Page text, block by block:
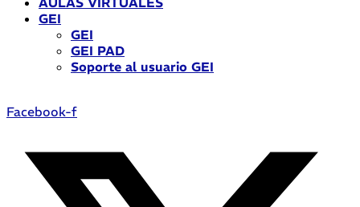
GEI
GEI
GEI PAD
Soporte al usuario GEI
Facebook-f